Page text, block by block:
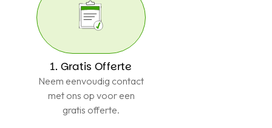
1. Gratis Offerte
Neem eenvoudig contact
met ons op voor een
gratis offerte.